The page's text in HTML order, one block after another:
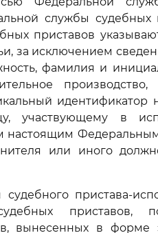
службы судебных
приставов
за исключением
фамилия и
идентификатор
участвующему в
настоящим
или иного
пристава-
приставов,
вынесенных в форме